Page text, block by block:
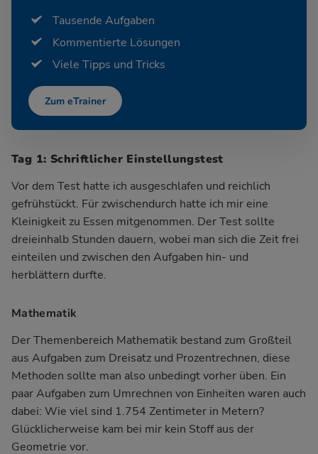
Tausende Aufgaben
Kommentierte Lösungen
Viele Tipps und Tricks
Zum eTrainer
Tag 1: Schriftlicher Einstellungstest
Vor dem Test hatte ich ausgeschlafen und reichlich
gefrühstückt. Für zwischendurch hatte ich mir eine
Kleinigkeit zu Essen mitgenommen. Der Test sollte
dreieinhalb Stunden dauern, wobei man sich die Zeit frei
einteilen und zwischen den Aufgaben hin- und
herblättern durfte.
Mathematik
Der Themenbereich Mathematik bestand zum Großteil
aus Aufgaben zum Dreisatz und Prozentrechnen, diese
Methoden sollte man also unbedingt vorher üben. Ein
paar Aufgaben zum Umrechnen von Einheiten waren auch
dabei: Wie viel sind 1.754 Zentimeter in Metern?
Glücklicherweise kam bei mir kein Stoff aus der
Geometrie vor.